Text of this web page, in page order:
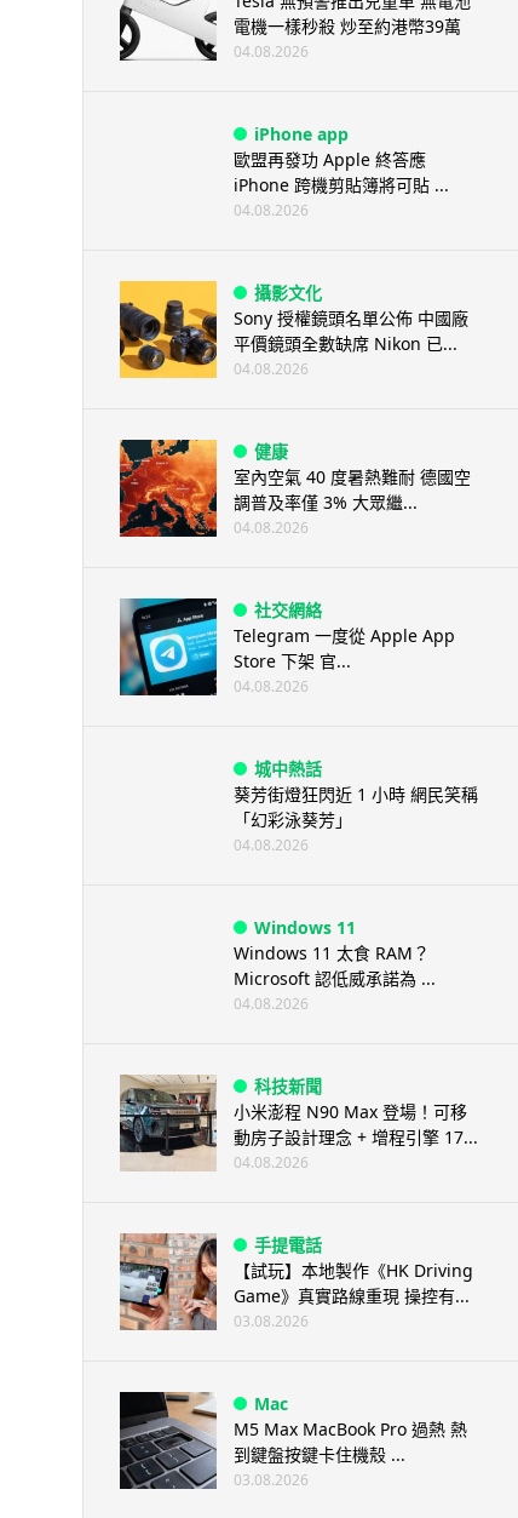
電機一樣秒殺 炒至約港幣39萬
04.08.2026
iPhone app
歐盟再發功 Apple 終答應
iPhone 跨機剪貼簿將可貼 ...
04.08.2026
攝影文化
Sony 授權鏡頭名單公佈 中國廠
平價鏡頭全數缺席 Nikon 已...
04.08.2026
健康
室內空氣 40 度暑熱難耐 德國空
調普及率僅 3% 大眾繼...
04.08.2026
社交網絡
Telegram 一度從 Apple App
Store 下架 官...
04.08.2026
城中熱話
葵芳街燈狂閃近 1 小時 網民笑稱
「幻彩泳葵芳」
04.08.2026
Windows 11
Windows 11 太食 RAM？
Microsoft 認低威承諾為 ...
04.08.2026
科技新聞
小米澎程 N90 Max 登場！可移
動房子設計理念 + 增程引擎 17...
04.08.2026
手提電話
【試玩】本地製作《HK Driving
Game》真實路線重現 操控有...
03.08.2026
Mac
M5 Max MacBook Pro 過熱 熱
到鍵盤按鍵卡住機殼 ...
03.08.2026